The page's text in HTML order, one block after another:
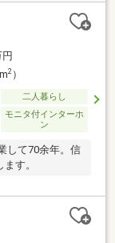
2）
二人暮らし
モニタ付インターホ
ン
して70余年。信
す。